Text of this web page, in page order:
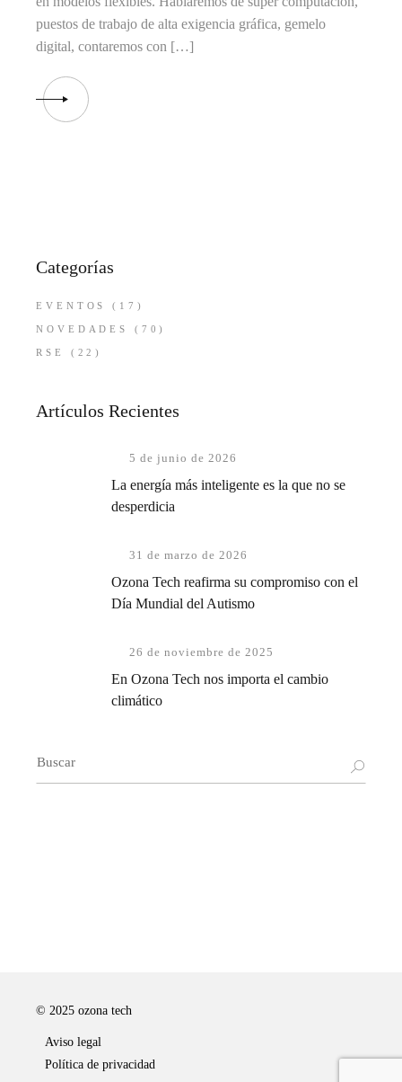
puestos de trabajo de alta exigencia gráfica, gemelo
digital, contaremos con […]
Categorías
EVENTOS (17)
NOVEDADES (70)
RSE (22)
Artículos Recientes
5 de junio de 2026
La energía más inteligente es la que no se
desperdicia
31 de marzo de 2026
Ozona Tech reafirma su compromiso con el
Día Mundial del Autismo
26 de noviembre de 2025
En Ozona Tech nos importa el cambio
climático
Buscar:
© 2025ozona tech
Aviso legal
Política de privacidad